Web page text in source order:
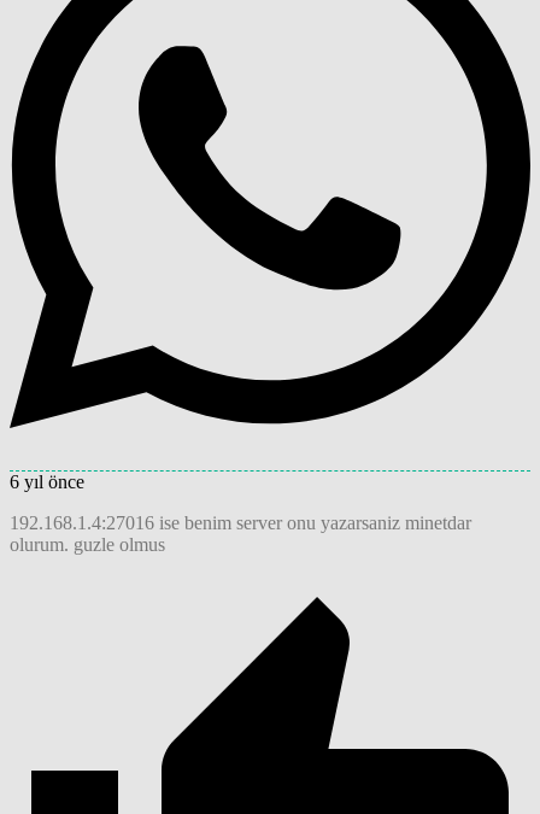
6 yıl önce
192.168.1.4:27016 ise benim server onu yazarsaniz minetdar
olurum. guzle olmus